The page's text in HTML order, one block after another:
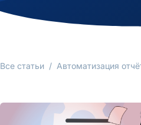
Все статьи / Автоматизация